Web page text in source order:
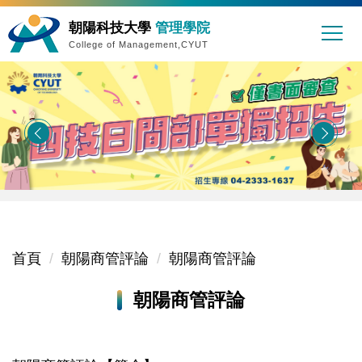
朝陽科技大學 管理學院
College of Management,CYUT
首頁 朝陽商管評論 朝陽商管評論
朝陽商管評論